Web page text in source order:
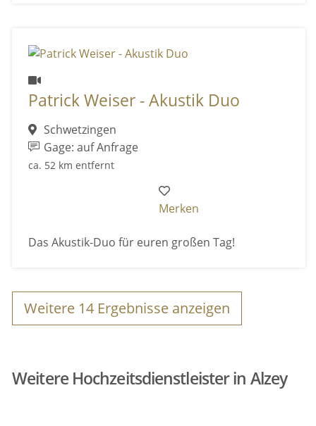
Patrick Weiser - Akustik Duo
Schwetzingen
Gage: auf Anfrage
ca. 52 km entfernt
Merken
Das Akustik-Duo für euren großen Tag!
Weitere 14 Ergebnisse anzeigen
Weitere Hochzeitsdienstleister in Alzey